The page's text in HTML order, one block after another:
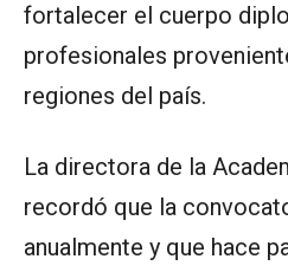
fortalecer el cuerpo
profesionales
regiones del país.
La directora de la
recordó que la
anualmente y que hace